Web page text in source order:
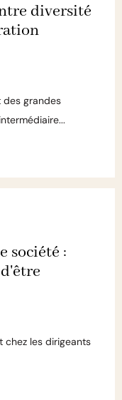
diversité
des grandes
société :
chez les dirigeants